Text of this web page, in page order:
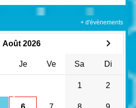
Août 2026
Je Ve Sa Di
1 2
+ d'évènements